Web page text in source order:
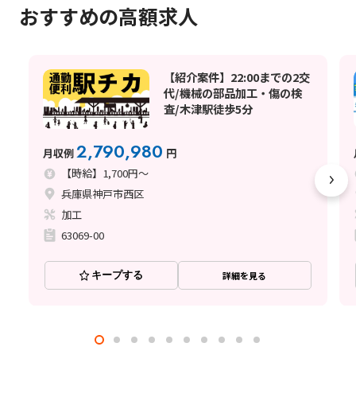
おすすめの高額求人
【紹介案件】22:00までの2交
代/機械の部品加工・傷の検
査/木津駅徒歩5分
月収例2,790,980 円
【時給】1,700円～
兵庫県神戸市西区
加工
63069-00
キープする 詳細を見る